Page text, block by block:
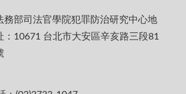
務部司法官學院犯罪防治研究中心地
：10671 台北市大安區辛亥路三段81